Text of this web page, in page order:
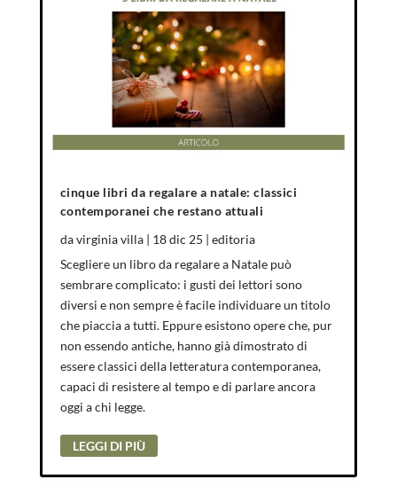
cinque libri da regalare a natale: classici
contemporanei che restano attuali
davirginia villa| 18 dic 25 | editoria
Scegliere un libro da regalare a Natale può
sembrare complicato: i gusti dei lettori sono
diversi e non sempre è facile individuare un titolo
che piaccia a tutti. Eppure esistono opere che, pur
non essendo antiche, hanno già dimostrato di
essere classici della letteratura contemporanea,
capaci di resistere al tempo e di parlare ancora
oggi a chi legge.
LEGGI DI PIÙ